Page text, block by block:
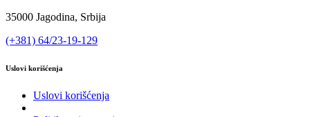
35000 Jagodina, Srbija
(+381) 64/23-19-129
Uslovi korišćenja
Uslovi korišćenja